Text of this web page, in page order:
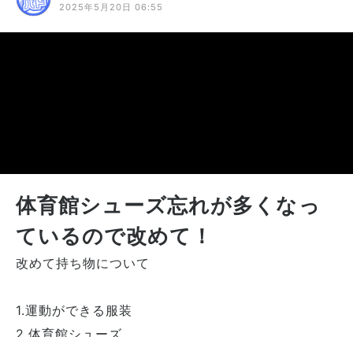
2025年5月20日 06:55
体育館シューズ忘れが多くなっ
ているので改めて！
改めて持ち物について
1.運動ができる服装